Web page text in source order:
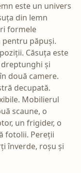
este un univers
din lemn
formele
păpuși.
Căsuța este
și
două camere.
decupată.
Mobilierul
scaune, o
un frigider, o
fotolii. Pereții
înverde, roșu și